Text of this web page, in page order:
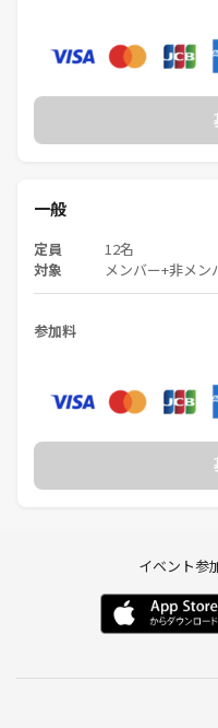
一般
定員 12名
対象 メンバー+非メン
参加料
イベント参